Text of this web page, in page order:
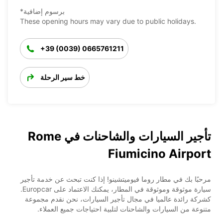
*برسوم إضافية
These opening hours may vary due to public holidays.
+39 (0039) 0665761211
خط سير الرحلة
تأجير السيارات والشاحنات في Rome
Fiumicino Airport
مرحبًا بك في مطار روما فيوميتشينو! إذا كنت تبحث عن خدمة تأجير
سيارة موثوقة وموثوقة في المطار، يمكنك الاعتماد على Europcar.
كشركة رائدة عالميا في مجال تأجير السيارات، نحن نقدم مجموعة
متنوعة من السيارات والشاحنات لتلبية احتياجات جميع العملاء.